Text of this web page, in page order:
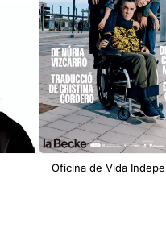
Oficina de Vida